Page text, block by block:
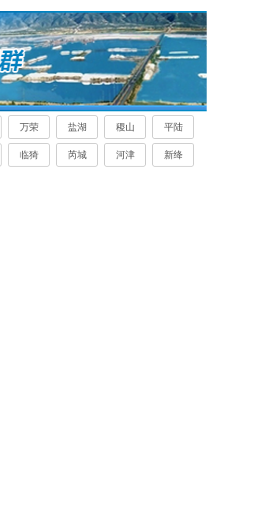
万荣 盐湖 稷山 平陆
临猗 芮城 河津 新绛